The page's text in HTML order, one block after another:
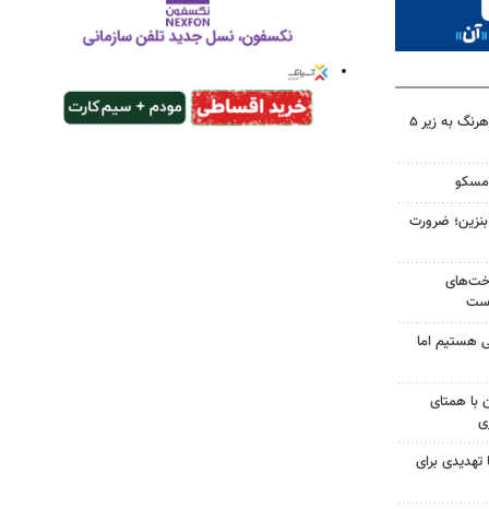
سهم دولت در پروژه‌های آب کوهرنگ به زیر ۵
مسکو
لیتری بنزین؛ ضرورت
هستیم اما
با همتای
تهدیدی برای